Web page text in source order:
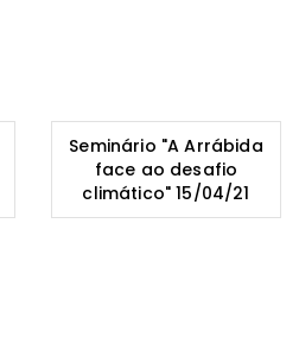
Seminário "A Arrábida
face ao desafio
climático" 15/04/21